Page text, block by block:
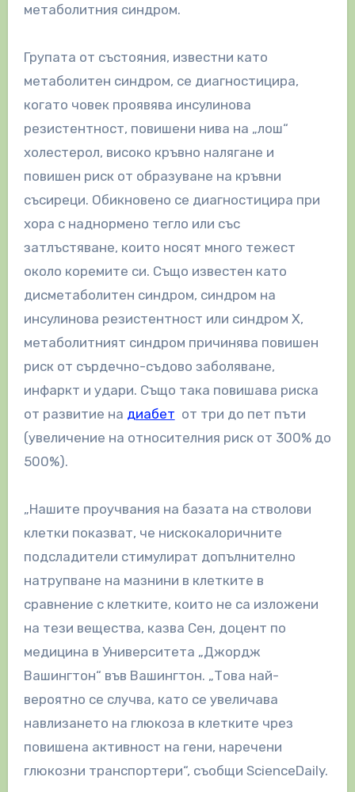
метаболитния синдром.
Групата от състояния, известни като
метаболитен синдром, се диагностицира,
когато човек проявява инсулинова
резистентност, повишени нива на „лош“
холестерол, високо кръвно налягане и
повишен риск от образуване на кръвни
съсиреци. Обикновено се диагностицира при
хора с наднормено тегло или със
затлъстяване, които носят много тежест
около коремите си. Също известен като
дисметаболитен синдром, синдром на
инсулинова резистентност или синдром X,
метаболитният синдром причинява повишен
риск от сърдечно-съдово заболяване,
инфаркт и удари. Също така повишава риска
от развитие на диабет от три до пет пъти
(увеличение на относителния риск от 300% до
500%).
„Нашите проучвания на базата на стволови
клетки показват, че нискокалоричните
подсладители стимулират допълнително
натрупване на мазнини в клетките в
сравнение с клетките, които не са изложени
на тези вещества, казва Сен, доцент по
медицина в Университета „Джордж
Вашингтон“ във Вашингтон. „Това най-
вероятно се случва, като се увеличава
навлизането на глюкоза в клетките чрез
повишена активност на гени, наречени
глюкозни транспортери“, съобщи ScienceDaily.